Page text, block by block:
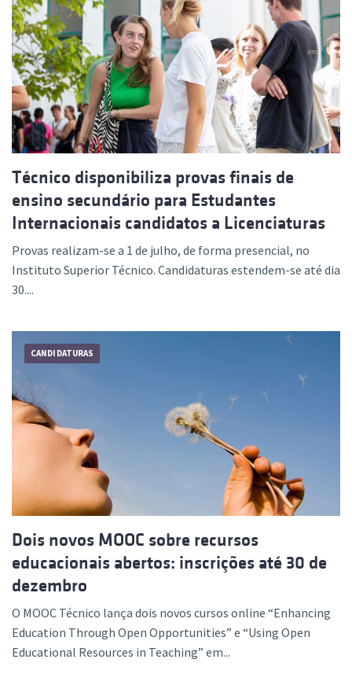
Técnico disponibiliza provas finais de
ensino secundário para Estudantes
Internacionais candidatos a Licenciaturas
Provas realizam-se a 1 de julho, de forma presencial, no
Instituto Superior Técnico. Candidaturas estendem-se até dia
30....
CANDIDATURAS
Dois novos MOOC sobre recursos
educacionais abertos: inscrições até 30 de
dezembro
O MOOC Técnico lança dois novos cursos online “Enhancing
Education Through Open Opportunities” e “Using Open
Educational Resources in Teaching” em...